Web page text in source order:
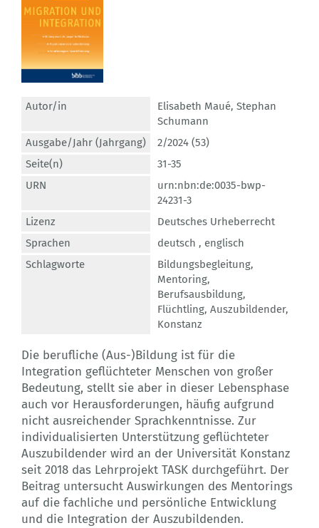
Autor/in Elisabeth Maué, Stephan
Schumann
Ausgabe/Jahr (Jahrgang)
2/2024 (53)
Seite(n)
31-35
URN
urn:nbn:de:0035-bwp-
24231-3
Lizenz
Deutsches Urheberrecht
Sprachen
deutsch , englisch
Schlagworte
Bildungsbegleitung,
Mentoring,
Berufsausbildung,
Flüchtling, Auszubildender,
Konstanz
Die berufliche (Aus-)Bildung ist für die
Integration geflüchteter Menschen von großer
Bedeutung, stellt sie aber in dieser Lebensphase
auch vor Herausforderungen, häufig aufgrund
nicht ausreichender Sprachkenntnisse. Zur
individualisierten Unterstützung geflüchteter
Auszubildender wird an der Universität Konstanz
seit 2018 das Lehrprojekt TASK durchgeführt. Der
Beitrag untersucht Auswirkungen des Mentorings
auf die fachliche und persönliche Entwicklung
und die Integration der Auszubildenden.